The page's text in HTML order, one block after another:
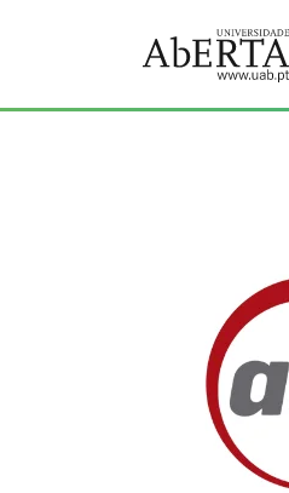
Ir para o conteúdo principal